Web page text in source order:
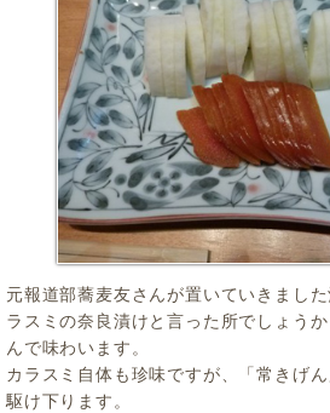
元報道部蕎麦友さんが置いていきまし
ラスミの奈良漬けと言った所でしょう
んで味わいます。
カラスミ自体も珍味ですが、「常きげ
駆け下ります。